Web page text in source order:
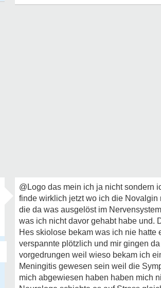
@Logo das mein ich ja nicht sondern
finde wirklich jetzt wo ich die Novalgin
die da was ausgelöst im
was ich nicht davor gehabt habe und.
Hes skiolose bekam was ich nie
verspannte plötzlich und mir gingen
vorgedrungen weil wieso bekam ich
Meningitis gewesen sein weil die
mich abgewiesen haben haben mich